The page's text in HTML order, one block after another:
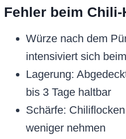
Fehler beim Chili-
Würze nach dem
intensiviert sich
Lagerung:
bis 3 Tage haltbar
Schärfe:
weniger nehmen